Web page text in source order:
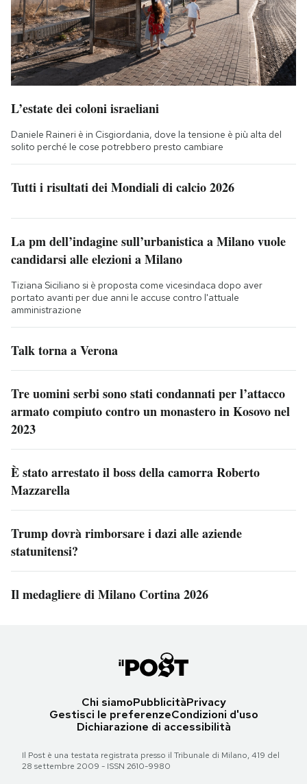
L’estate dei coloni israeliani
Daniele Raineri è in Cisgiordania, dove la tensione è più alta del
solito perché le cose potrebbero presto cambiare
Tutti i risultati dei Mondiali di calcio 2026
La pm dell’indagine sull’urbanistica a Milano vuole
candidarsi alle elezioni a Milano
Tiziana Siciliano si è proposta come vicesindaca dopo aver
portato avanti per due anni le accuse contro l'attuale
amministrazione
Talk torna a Verona
Tre uomini serbi sono stati condannati per l’attacco
armato compiuto contro un monastero in Kosovo nel
2023
È stato arrestato il boss della camorra Roberto
Mazzarella
Trump dovrà rimborsare i dazi alle aziende
statunitensi?
Il medagliere di Milano Cortina 2026
Chi siamoPubblicitàPrivacy
Gestisci le preferenzeCondizioni d'uso
Dichiarazione di accessibilità
Il Post è una testata registrata presso il Tribunale di Milano, 419 del
28 settembre 2009 - ISSN 2610-9980